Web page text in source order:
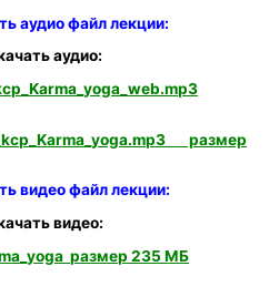
аудио файл лекции:
аудио:
размер
видео файл лекции:
видео:
размер 235 МБ